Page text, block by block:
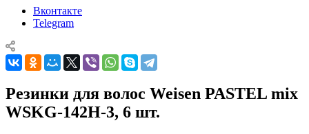
Вконтакте
Telegram
Резинки для волос Weisen PASTEL mix
WSKG-142H-3, 6 шт.